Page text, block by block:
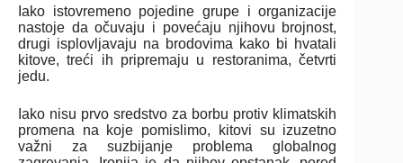
Iako istovremeno pojedine grupe i organizacije
nastoje da očuvaju i povećaju njihovu brojnost,
drugi isplovljavaju na brodovima kako bi hvatali
kitove, treći ih pripremaju u restoranima, četvrti
jedu.
Iako nisu prvo sredstvo za borbu protiv klimatskih
promena na koje pomislimo, kitovi su izuzetno
važni za suzbijanje problema globalnog